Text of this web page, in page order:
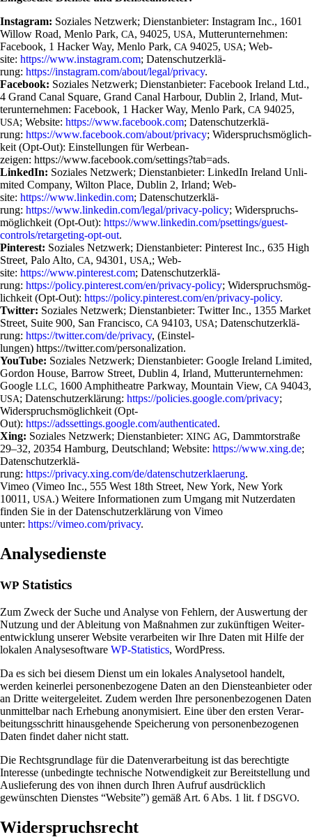
Insta­gram: Soziales Netz­werk; Dienst­an­bieter: Insta­gram Inc., 1601
Willow Road, Menlo Park, CA, 94025, USA, Mut­ter­un­ter­nehmen:
Face­book, 1 Hacker Way, Menlo Park, CA 94025, USA; Web­
site: https://www.instagram.com; Daten­schutz­er­klä­
rung: https://instagram.com/about/legal/privacy.
Face­book: Soziales Netz­werk; Dienst­an­bieter: Face­book Ire­land Ltd.,
4 Grand Canal Square, Grand Canal Har­bour, Dublin 2, Irland, Mut­
ter­un­ter­nehmen: Face­book, 1 Hacker Way, Menlo Park, CA 94025,
USA; Web­site: https://www.facebook.com; Daten­schutz­er­klä­
rung: https://www.facebook.com/about/privacy; Wider­spruchs­mög­lich­
keit (Opt-Out): Ein­stel­lungen für Wer­be­an­
zeigen: https://www.facebook.com/settings?tab=ads.
Lin­kedIn: Soziales Netz­werk; Dienst­an­bieter: Lin­kedIn Ire­land Unli­
mited Com­pany, Wilton Place, Dublin 2, Irland; Web­
site: https://www.linkedin.com; Daten­schutz­er­klä­
rung: https://www.linkedin.com/legal/privacy-policy; Wider­spruchs­
mög­lich­keit (Opt-Out): https://www.linkedin.com/psettings/guest-
controls/retargeting-opt-out.
Pin­te­rest: Soziales Netz­werk; Dienst­an­bieter: Pin­te­rest Inc., 635 High
Street, Palo Alto, CA, 94301, USA,; Web­
site: https://www.pinterest.com; Daten­schutz­er­klä­
rung: https://policy.pinterest.com/en/privacy-policy; Wider­spruchs­mög­
lich­keit (Opt-Out): https://policy.pinterest.com/en/privacy-policy.
Twitter: Soziales Netz­werk; Dienst­an­bieter: Twitter Inc., 1355 Market
Street, Suite 900, San Fran­cisco, CA 94103, USA; Daten­schutz­er­klä­
rung: https://twitter.com/de/privacy, (Ein­stel­
lungen) https://twitter.com/personalization.
You­Tube: Soziales Netz­werk; Dienst­an­bieter: Google Ire­land Limited,
Gordon House, Barrow Street, Dublin 4, Irland, Mut­ter­un­ter­nehmen:
Google LLC, 1600 Amphi­theatre Parkway, Moun­tain View, CA 94043,
USA; Daten­schutz­er­klä­rung: https://policies.google.com/privacy;
Wider­spruchs­mög­lich­keit (Opt-
Out): https://adssettings.google.com/authenticated.
Xing: Soziales Netz­werk; Dienst­an­bieter: XING AG, Damm­tor­straße
29–32, 20354 Ham­burg, Deutsch­land; Web­site: https://www.xing.de;
Daten­schutz­er­klä­
rung: https://privacy.xing.com/de/datenschutzerklaerung.
Vimeo (Vimeo Inc., 555 West 18th Street, New York, New York
10011, USA.) Wei­tere Infor­ma­tionen zum Umgang mit Nut­zer­daten
finden Sie in der Daten­schutz­er­klä­rung von Vimeo
unter: https://vimeo.com/privacy.
Analysedienste
WP Statistics
Zum Zweck der Suche und Ana­lyse von Feh­lern, der Aus­wer­tung der
Nut­zung und der Ablei­tung von Maß­nahmen zur zukünf­tigen Wei­ter­
ent­wick­lung unserer Web­site ver­ar­beiten wir Ihre Daten mit Hilfe der
lokalen Ana­ly­se­soft­ware WP-Sta­tis­tics, Word­Press.
Da es sich bei diesem Dienst um ein lokales Ana­ly­se­tool han­delt,
werden kei­nerlei per­so­nen­be­zo­gene Daten an den Dien­ste­an­bieter oder
an Dritte wei­ter­ge­leitet. Zudem werden Ihre per­so­nen­be­zo­genen Daten
unmit­telbar nach Erhe­bung anony­mi­siert. Eine über den ersten Ver­ar­
bei­tungs­schritt hin­aus­ge­hende Spei­che­rung von per­so­nen­be­zo­genen
Daten findet daher nicht statt.
Die Rechts­grund­lage für die Daten­ver­ar­bei­tung ist das berech­tigte
Inter­esse (unbe­dingte tech­ni­sche Not­wen­dig­keit zur Bereit­stel­lung und
Aus­lie­fe­rung des von ihnen durch Ihren Aufruf aus­drück­lich
gewünschten Dien­stes “Web­site”) gemäß Art. 6 Abs. 1 lit. fDSGVO.
Widerspruchsrecht